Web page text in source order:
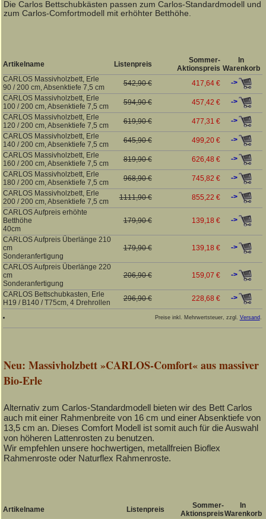
Die Carlos Bettschubkästen passen zum Carlos-Standardmodell und
zum Carlos-Comfortmodell mit erhöhter Betthöhe.
Artikelname Listenpreis
Sommer-
Aktionspreis
In
Warenkorb
CARLOS Massivholzbett, Erle
90 / 200 cm, Absenktiefe 7,5 cm
542,90 € 417,64 €
->
CARLOS Massivholzbett, Erle
100 / 200 cm, Absenktiefe 7,5 cm
594,90 € 457,42 €
->
CARLOS Massivholzbett, Erle
120 / 200 cm, Absenktiefe 7,5 cm
619,90 € 477,31 €
->
CARLOS Massivholzbett, Erle
140 / 200 cm, Absenktiefe 7,5 cm
645,90 € 499,20 €
->
CARLOS Massivholzbett, Erle
160 / 200 cm, Absenktiefe 7,5 cm
819,90 € 626,48 €
->
CARLOS Massivholzbett, Erle
180 / 200 cm, Absenktiefe 7,5 cm
968,90 € 745,82 €
->
CARLOS Massivholzbett, Erle
200 / 200 cm, Absenktiefe 7,5 cm
1111,90 € 855,22 €
->
CARLOS Aufpreis erhöhte
Betthöhe
40cm
179,90 € 139,18 € ->
CARLOS Aufpreis Überlänge 210
cm
Sonderanfertigung
179,90 € 139,18 € ->
CARLOS Aufpreis Überlänge 220
cm
Sonderanfertigung
206,90 € 159,07 € ->
CARLOS Bettschubkasten, Erle
H19 / B140 / T75cm, 4 Drehrollen
296,90 € 228,68 € ->
Preise inkl. Mehrwertsteuer, zzgl. Versand
Neu: Massivholzbett »CARLOS-Comfort« aus massiver
Bio-Erle
Alternativ zum Carlos-Standardmodell bieten wir des Bett Carlos
auch mit einer Rahmenbreite von 16 cm und einer Absenktiefe von
13,5 cm an. Dieses Comfort Modell ist somit auch für die Auswahl
von höheren Lattenrosten zu benutzen.
Wir empfehlen unsere hochwertigen, metallfreien Bioflex
Rahmenroste oder Naturflex Rahmenroste.
Artikelname Listenpreis
Sommer-
Aktionspreis
In
Warenkorb